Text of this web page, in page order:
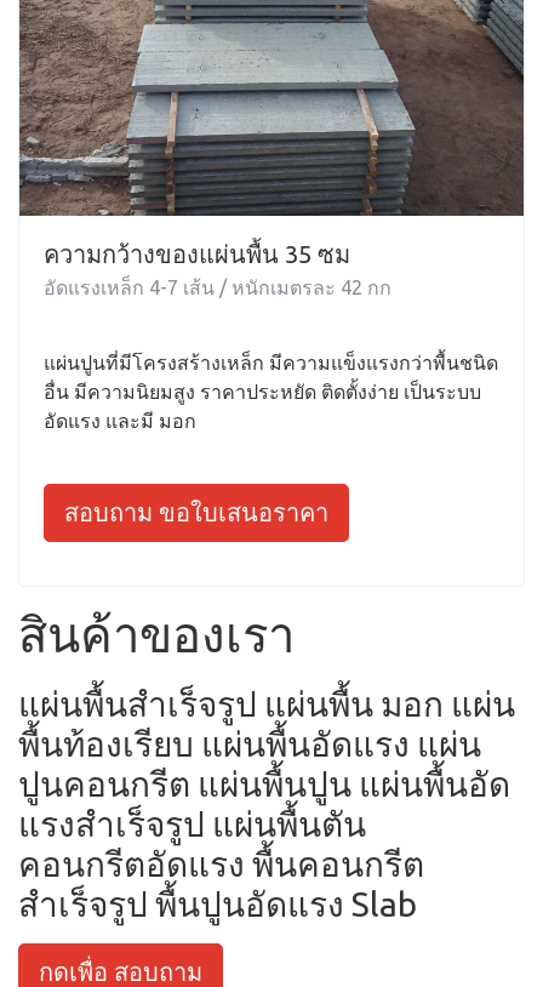
ความกว้างของแผ่นพื้น 35 ซม
อัดแรงเหล็ก 4-7 เส้น / หนักเมตรละ 42 กก
แผ่นปูนที่มีโครงสร้างเหล็ก มีความแข็งแรงกว่าพื้นชนิด
อื่น มีความนิยมสูง ราคาประหยัด ติดตั้งง่าย เป็นระบบ
อัดแรง และมี มอก
สอบถาม ขอใบเสนอราคา
สินค้าของเรา
แผ่นพื้นสำเร็จรูป แผ่นพื้น มอก แผ่น
พื้นท้องเรียบ แผ่นพื้นอัดแรง แผ่น
ปูนคอนกรีต แผ่นพื้นปูน แผ่นพื้นอัด
แรงสำเร็จรูป แผ่นพื้นตัน
คอนกรีตอัดแรง พื้นคอนกรีต
สำเร็จรูป พื้นปูนอัดแรง Slab
กดเพื่อ สอบถาม